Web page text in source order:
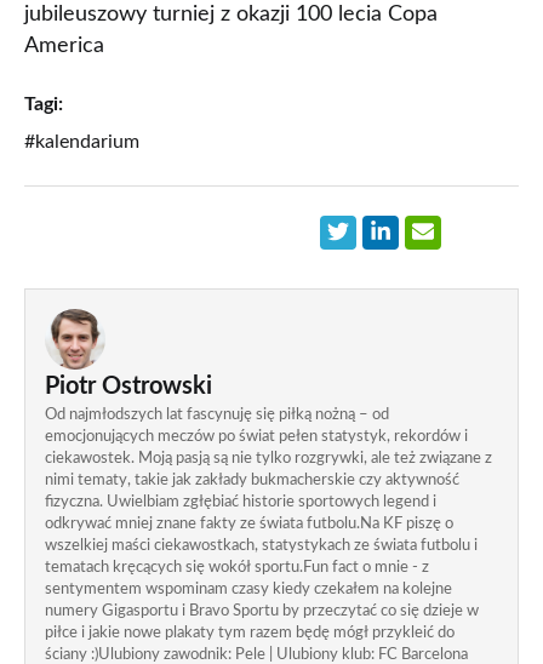
jubileuszowy turniej z okazji 100 lecia Copa
America
Tagi:
#kalendarium
Piotr Ostrowski
Od najmłodszych lat fascynuję się piłką nożną – od
emocjonujących meczów po świat pełen statystyk, rekordów i
ciekawostek. Moją pasją są nie tylko rozgrywki, ale też związane z
nimi tematy, takie jak zakłady bukmacherskie czy aktywność
fizyczna. Uwielbiam zgłębiać historie sportowych legend i
odkrywać mniej znane fakty ze świata futbolu.Na KF piszę o
wszelkiej maści ciekawostkach, statystykach ze świata futbolu i
tematach kręcących się wokół sportu.Fun fact o mnie - z
sentymentem wspominam czasy kiedy czekałem na kolejne
numery Gigasportu i Bravo Sportu by przeczytać co się dzieje w
piłce i jakie nowe plakaty tym razem będę mógł przykleić do
ściany :)Ulubiony zawodnik: Pele | Ulubiony klub: FC Barcelona